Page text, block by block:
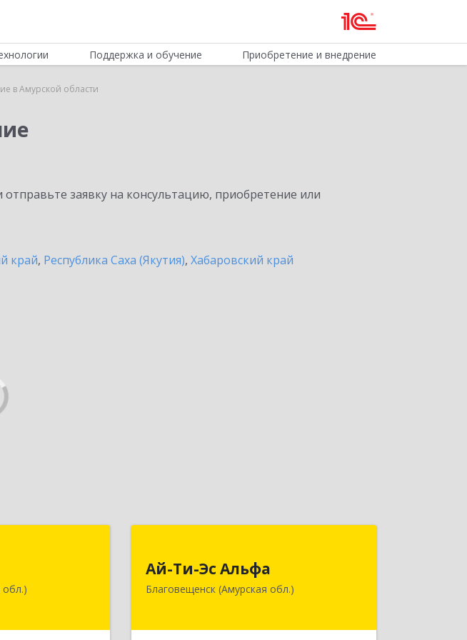
Поддержка и обучение Приобретение и внедрение
в Амурской области
заявку на консультацию, приобретение или
край, Республика Саха (Якутия), Хабаровский край
обл.)
Благовещенск
№ 236, оф.7-8
Подробнее
Ай-Ти-Эс Альфа
Благовещенск (Амурская обл.)
675000, Амурская обл, Благовещенск
г, Зейская ул, дом № 134, оф.515
Подробнее